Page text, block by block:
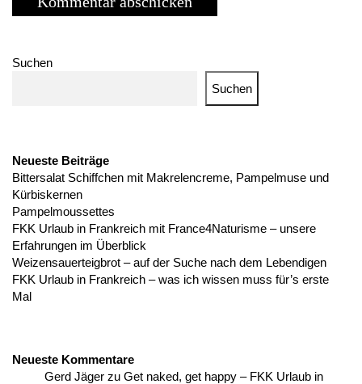
Suchen
Suchen
Neueste Beiträge
Bittersalat Schiffchen mit Makrelencreme, Pampelmuse und
Kürbiskernen
Pampelmoussettes
FKK Urlaub in Frankreich mit France4Naturisme – unsere
Erfahrungen im Überblick
Weizensauerteigbrot – auf der Suche nach dem Lebendigen
FKK Urlaub in Frankreich – was ich wissen muss für’s erste
Mal
Neueste Kommentare
Gerd Jäger zu Get naked, get happy – FKK Urlaub in